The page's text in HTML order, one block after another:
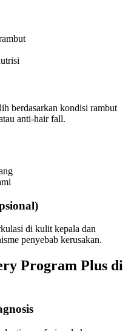
berdasarkan kondisi rambut
anti-hair fall.
di kulit kepala dan
penyebab kerusakan.
Program Plus di